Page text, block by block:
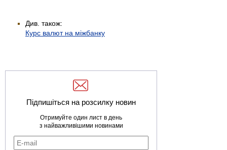
Див. також:
Курс валют на міжбанку
Підпишіться на розсилку новин
Отримуйте один лист в день
з найважливішими новинами